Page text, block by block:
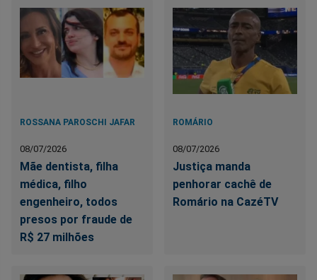
ROSSANA PAROSCHI JAFAR
08/07/2026
Mãe dentista, filha
médica, filho
engenheiro, todos
presos por fraude de
R$ 27 milhões
ROMÁRIO
08/07/2026
Justiça manda
penhorar cachê de
Romário na CazéTV